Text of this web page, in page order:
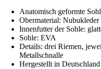
Anatomisch geformte
Obermaterial: Nubukleder
Innenfutter der Sohle:
Sohle: EVA
Details: drei Riemen,
Metallschnalle
Hergestellt in Deutschland